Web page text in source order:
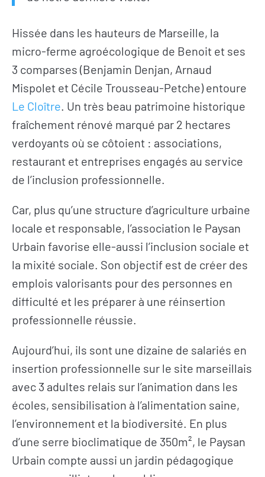
Hissée dans les hauteurs de Marseille, la
micro-ferme agroécologique de Benoit et ses
3 comparses (Benjamin Denjan, Arnaud
Mispolet et Cécile Trousseau-Petche) entoure
Le Cloître. Un très beau patrimoine historique
fraîchement rénové marqué par 2 hectares
verdoyants où se côtoient : associations,
restaurant et entreprises engagés au service
de l’inclusion professionnelle.
Car, plus qu’une structure d’agriculture urbaine
locale et responsable, l’association le Paysan
Urbain favorise elle-aussi l’inclusion sociale et
la mixité sociale. Son objectif est de créer des
emplois valorisants pour des personnes en
difficulté et les préparer à une réinsertion
professionnelle réussie.
Aujourd’hui, ils sont une dizaine de salariés en
insertion professionnelle sur le site marseillais
avec 3 adultes relais sur l’animation dans les
écoles, sensibilisation à l’alimentation saine,
l’environnement et la biodiversité. En plus
d’une serre bioclimatique de 350m², le Paysan
Urbain compte aussi un jardin pédagogique